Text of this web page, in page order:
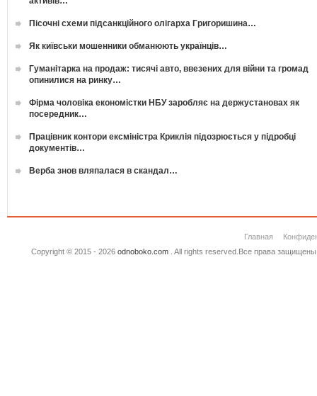
Пісочні схеми підсанкційного олігарха Григоришина…
Як київськи мошенники обманюють українців…
Гуманітарка на продаж: тисячі авто, ввезених для війни та громад
опинилися на ринку…
Фірма чоловіка економістки НБУ заробляє на держустановах як
посередник…
Працівник контори ексміністра Криклія підозрюється у підробці
документів…
Верба знов вляпалася в скандал…
Главная
Copyright © 2015 - 2026 odnoboko.com. All rights reserved.Все права защищены.